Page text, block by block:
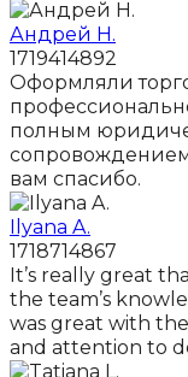
Андрей Н.
1719414892
Оформляли
полным
вам спасибо.
Ilyana A.
1718714867
It’s really great
the team’s
was great with
and attention to